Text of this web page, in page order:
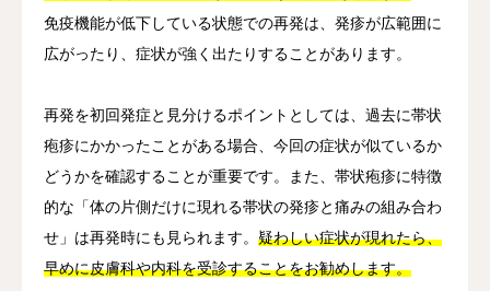
免疫機能が低下している状態での再発は、発疹が広範囲に
広がったり、症状が強く出たりすることがあります。
再発を初回発症と見分けるポイントとしては、過去に帯状
疱疹にかかったことがある場合、今回の症状が似ているか
どうかを確認することが重要です。また、帯状疱疹に特徴
的な「体の片側だけに現れる帯状の発疹と痛みの組み合わ
せ」は再発時にも見られます。 疑わしい症状が現れたら、
早めに皮膚科や内科を受診することをお勧めします。